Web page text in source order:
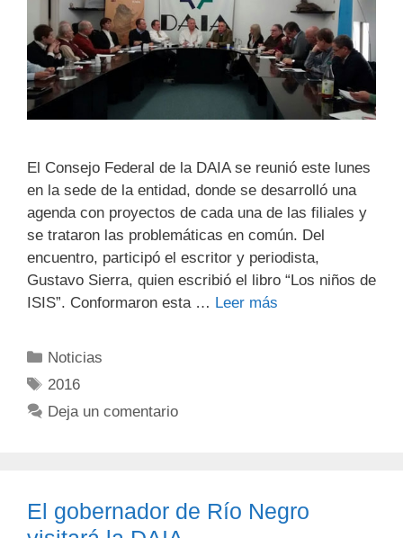
El Consejo Federal de la DAIA se reunió este lunes
en la sede de la ‎entidad, donde se desarrolló una
agenda con proyectos de cada una de las filiales y
se trataron las ‎problemáticas en común. Del
encuentro, participó el escritor y periodista,
Gustavo Sierra, quien ‎escribió el libro “Los niños de
ISIS”. Conformaron esta … Leer más
Noticias
2016
Deja un comentario
El gobernador de Río Negro